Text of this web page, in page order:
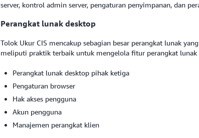
server, kontrol admin server, pengaturan penyimpanan, dan
Perangkat lunak desktop
Tolok Ukur CIS mencakup sebagian besar perangkat lunak
meliputi praktik terbaik untuk mengelola fitur perangkat lunak
Perangkat lunak desktop pihak ketiga
Pengaturan browser
Hak akses pengguna
Akun pengguna
Manajemen perangkat klien